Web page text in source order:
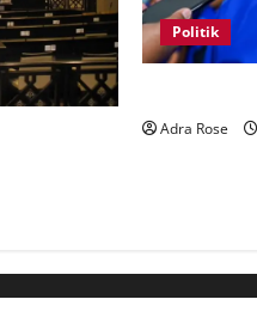
Politik
Adra Rose